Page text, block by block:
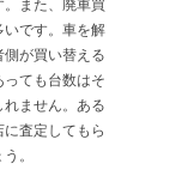
です。車を解
が買い替える
ても台数はそ
ません。ある
査定してもら
。